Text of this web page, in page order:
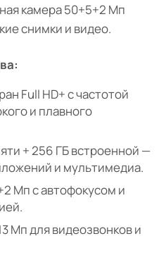
камера 50+5+2 Мп
снимки и видео.
Full HD+ с частотой
и плавного
+ 256 ГБ встроенной —
и мультимедиа.
Мп с автофокусом и
Мп для видеозвонков и